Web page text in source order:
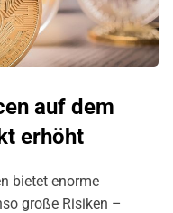
auf dem
erhöht
bietet enorme
große Risiken –